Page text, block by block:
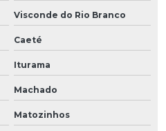
Visconde do Rio Branco
Caeté
Iturama
Machado
Matozinhos